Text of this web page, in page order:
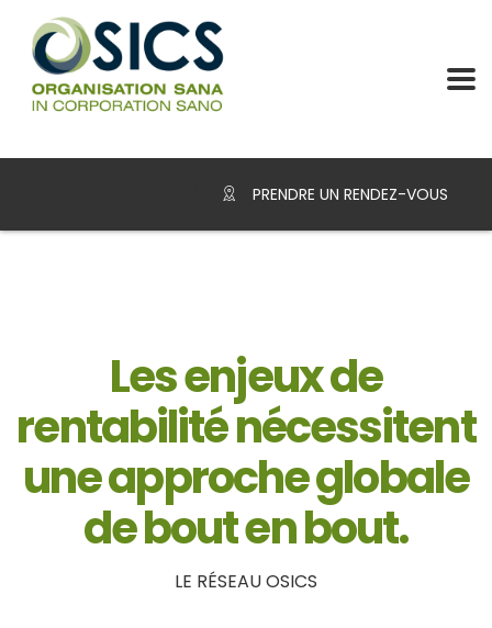
PRENDRE UN RENDEZ-VOUS
Les enjeux de
rentabilité nécessitent
une approche globale
de bout en bout.
LE RÉSEAU OSICS